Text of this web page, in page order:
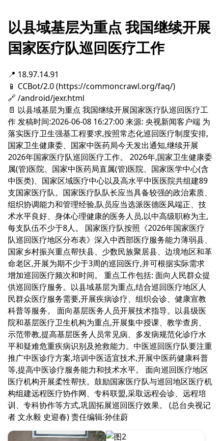
以县域基层为重点 我国继续开展
国家医疗队巡回医疗工作
📍 18.97.14.91
📱 CCBot/2.0 (https://commoncrawl.org/faq/)
🔗 /android/jexr.html
📄 以县域基层为重点 我国继续开展国家医疗队巡回医疗工
作 发稿时间:2026-06-08 16:27:00 来源: 央视新闻客户端 为
落实医疗卫生强基工程要求,按照常态化巡回医疗制度安排,
国家卫生健康委、国家中医药局今天发出通知,继续开展
2026年国家医疗队巡回医疗工作。 2026年,国家卫生健康委
属(管)医院、国家中医药局直属(管)医院、国家医学中心(含
中医类)、国家区域医疗中心以及高水平中医医院共组建89
支国家医疗队。国家医疗队队长应当具备较强的政治素质、
组织协调能力和管理经验,队员应当选派医德医风端正、技
术水平良好、身体心理健康的医务人员,以中高级职称为主,
每支队伍不少于8人。 国家医疗队按照《2026年国家医疗
队巡回医疗地区分布表》深入中西部医疗服务能力薄弱县、
国家乡村振兴重点帮扶县、少数民族聚居县、边境地区和革
命老区,开展为期不少于3周的巡回医疗,并可根据实际需求
增加巡回医疗频次和时间。 重点工作包括: 面向人民群众提
供巡回医疗服务。以县域基层为重点,结合巡回医疗地区人
民群众医疗服务需要,开展疾病诊疗、组织会诊、健康宣教
科普等服务。 面向基层医务人员开展技术指导。以县级医
院和基层医疗卫生机构为重点,开展集中授课、教学查房、
示范带教,提高基层医务人员常见病、多发病规范化诊疗水
平和疑难危重疾病识别及抢救能力。中医巡回医疗队要注重
推广中医诊疗方案,培训中医适宜技术,开展中医药健康科普
等,提高中医诊疗服务能力和技术水平。 面向巡回医疗地区
医疗机构开展柔性帮扶。鼓励国家医疗队与巡回地区医疗机
构组建远程医疗协作网、专科联盟,采取远程会诊、远程培
训、专科协作等方式,巩固拓展巡回医疗效果。 (总台央视记
者 文永毅 史迎春) 责任编辑:孙佳蔚